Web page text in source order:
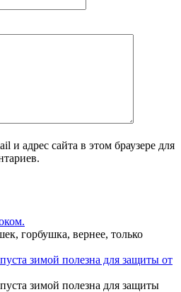
и адрес сайта в этом браузере для
горбушка, вернее, только
зимой полезна для защиты от
зимой полезна для защиты